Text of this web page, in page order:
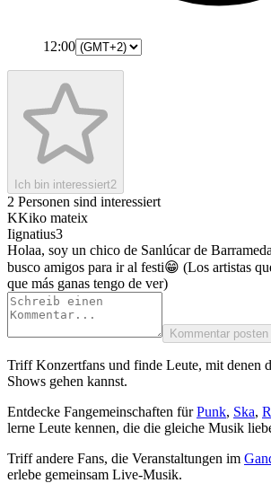
12:00
Ich bin interessiert2
2 Personen sind interessiert
KKiko mateix
Iignatius3
Holaa, soy un chico de Sanlúcar de
busco amigos para ir al festi😁 (Los artistas
que más ganas tengo de ver)
Kommentar posten
Triff Konzertfans und finde Leute, mit denen
Shows gehen kannst.
Entdecke Fangemeinschaften fürPunk, Ska,
lerne Leute kennen, die die gleiche Musik
Triff andere Fans, die Veranstaltungen im
erlebe gemeinsam Live-Musik.